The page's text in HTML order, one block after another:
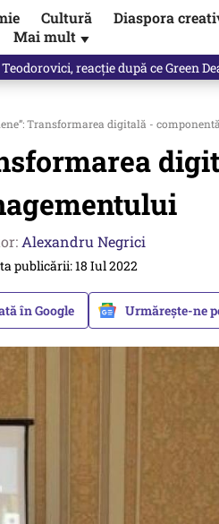
Cultură Diaspora
Mai mult ▼
reacție după ce Green
Transformarea digitală -
Alexandru Negrici
publicării: 18 Iul 2022
în Google Urmărește-ne